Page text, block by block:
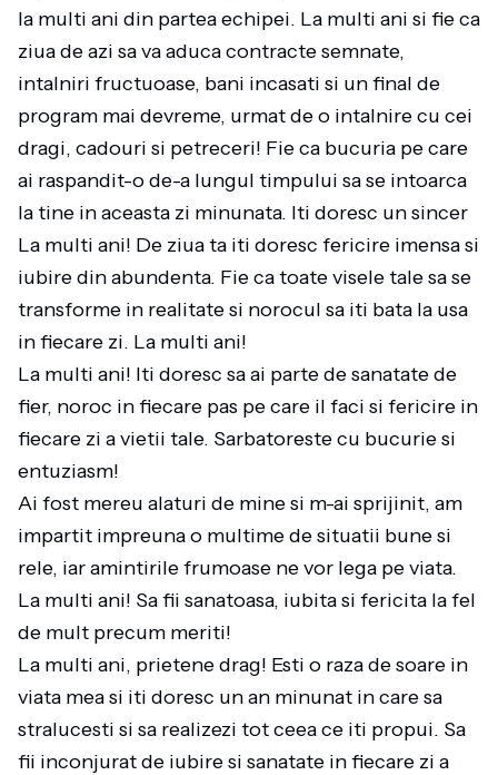
la multi ani din partea echipei. La multi ani si fie ca
ziua de azi sa va aduca contracte semnate,
intalniri fructuoase, bani incasati si un final de
program mai devreme, urmat de o intalnire cu cei
dragi, cadouri si petreceri! Fie ca bucuria pe care
ai raspandit-o de-a lungul timpului sa se intoarca
la tine in aceasta zi minunata. Iti doresc un sincer
La multi ani! De ziua ta iti doresc fericire imensa si
iubire din abundenta. Fie ca toate visele tale sa se
transforme in realitate si norocul sa iti bata la usa
in fiecare zi. La multi ani!
La multi ani! Iti doresc sa ai parte de sanatate de
fier, noroc in fiecare pas pe care il faci si fericire in
fiecare zi a vietii tale. Sarbatoreste cu bucurie si
entuziasm!
Ai fost mereu alaturi de mine si m-ai sprijinit, am
impartit impreuna o multime de situatii bune si
rele, iar amintirile frumoase ne vor lega pe viata.
La multi ani! Sa fii sanatoasa, iubita si fericita la fel
de mult precum meriti!
La multi ani, prietene drag! Esti o raza de soare in
viata mea si iti doresc un an minunat in care sa
stralucesti si sa realizezi tot ceea ce iti propui. Sa
fii inconjurat de iubire si sanatate in fiecare zi a